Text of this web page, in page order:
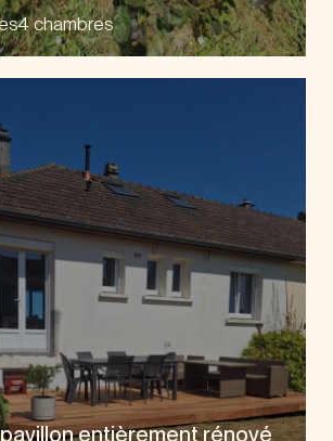
4 chambres
pavillon entièrement rénové